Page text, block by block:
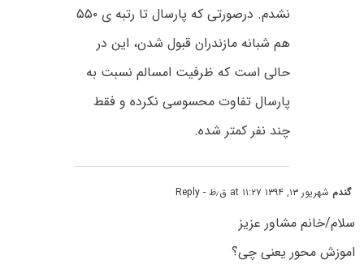
نشدم. درصورتی که پارسال تا رتبه ی ۵۵۰
هم شبانه مازندران قبول شدن، این در
حالی است که ظرفیت امسالم نسبت به
پارسال تفاوت محسوسی نکرده و فقط
چند نفر کمتر شده.
گندم شهریور ۱۳, ۱۳۹۴ at ۱۱:۲۷ ق٫ظ - Reply
سلام/خانم مشاور عزیز
اموزش محور یعنی چی؟